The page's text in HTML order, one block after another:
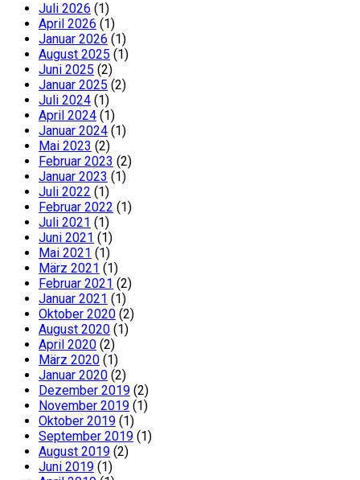
Juli 2026 (1)
April 2026 (1)
Januar 2026 (1)
August 2025 (1)
Juni 2025 (2)
Januar 2025 (2)
Juli 2024 (1)
April 2024 (1)
Januar 2024 (1)
Mai 2023 (2)
Februar 2023 (2)
Januar 2023 (1)
Juli 2022 (1)
Februar 2022 (1)
Juli 2021 (1)
Juni 2021 (1)
Mai 2021 (1)
März 2021 (1)
Februar 2021 (2)
Januar 2021 (1)
Oktober 2020 (2)
August 2020 (1)
April 2020 (2)
März 2020 (1)
Januar 2020 (2)
Dezember 2019 (2)
November 2019 (1)
Oktober 2019 (1)
September 2019 (1)
August 2019 (2)
Juni 2019 (1)